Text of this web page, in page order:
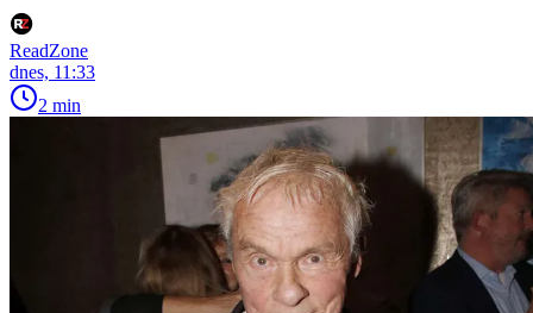
ReadZone
dnes, 11:33
2 min